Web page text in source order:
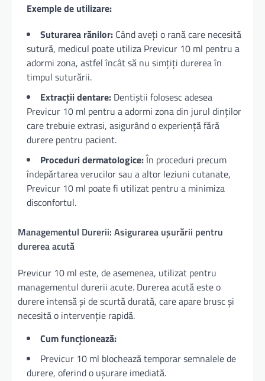
Exemple de utilizare:
Suturarea rănilor: Când aveți o rană care necesită
sutură, medicul poate utiliza Previcur 10 ml pentru a
adormi zona, astfel încât să nu simțiți durerea în
timpul suturării.
Extracții dentare: Dentiștii folosesc adesea
Previcur 10 ml pentru a adormi zona din jurul dinților
care trebuie extrasi, asigurând o experiență fără
durere pentru pacient.
Proceduri dermatologice:În proceduri precum
îndepărtarea verucilor sau a altor leziuni cutanate,
Previcur 10 ml poate fi utilizat pentru a minimiza
disconfortul.
Managementul Durerii: Asigurarea ușurării pentru
durerea acută
Previcur 10 ml este, de asemenea, utilizat pentru
managementul durerii acute. Durerea acută este o
durere intensă și de scurtă durată, care apare brusc și
necesită o intervenție rapidă.
Cum funcționează:
Previcur 10 ml blochează temporar semnalele de
durere, oferind o ușurare imediată.